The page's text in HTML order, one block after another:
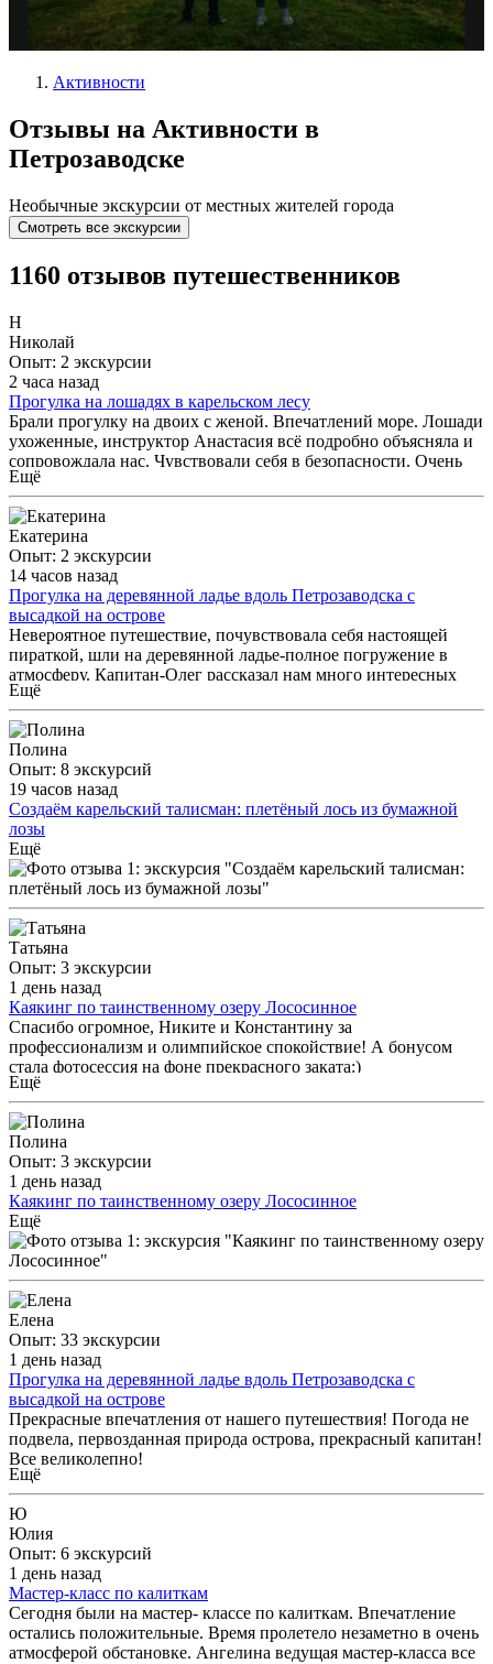
Активности
Отзывы на Активности в
Петрозаводске
Необычные экскурсии от местных жителей города
Смотреть все экскурсии
1160 отзывов путешественников
Н
Николай
Опыт: 2 экскурсии
2 часа назад
Прогулка на лошадях в карельском лесу
Брали прогулку на двоих с женой. Впечатлений море. Лошади
ухоженные, инструктор Анастасия всё подробно объясняла и
сопровождала нас. Чувствовали себя в безопасности. Очень
советую!
Ещё
Екатерина
Опыт: 2 экскурсии
14 часов назад
Прогулка на деревянной ладье вдоль Петрозаводска с
высадкой на острове
Невероятное путешествие, почувствовала себя настоящей
пираткой, шли на деревянной ладье-полное погружение в
атмосферу. Капитан-Олег рассказал нам много интересных
фактов о кораблях, угостил чаем, мы собирали ягоды на
осторове. На обратном пути слушали эпичную музыку
викингов и любовались просторами Онежского озера. Мой
младший брат под большим впечатлением. Это был один из
самых лучших дней лета. Обязательно вернёмся снова.
Ещё
Полина
Опыт: 8 экскурсий
19 часов назад
Создаём карельский талисман: плетёный лось из бумажной
лозы
Посещая мастер-класс, получаете возможностью научиться
чему-то новому и привезти подарок близким. Советую!
Ещё
Татьяна
Опыт: 3 экскурсии
1 день назад
Каякинг по таинственному озеру Лососинное
Спасибо огромное, Никите и Константину за
профессионализм и олимпийское спокойствие! А бонусом
стала фотосессия на фоне прекрасного заката:)
Ещё
Полина
Опыт: 3 экскурсии
1 день назад
Каякинг по таинственному озеру Лососинное
В большом восторге от поездки на каяках с Никитой! супер
опыт, физ нагрузка, красивейшее озеро и море впечатлений!
искупались и сделали обалденные фото! время катания с 19 до
21 понравилось закатом и спокойной водой )
Ещё
Елена
Опыт: 33 экскурсии
1 день назад
Прогулка на деревянной ладье вдоль Петрозаводска с
высадкой на острове
Прекрасные впечатления от нашего путешествия! Погода не
подвела, первозданная природа острова, прекрасный капитан!
Все великолепно!
Ещё
Ю
Юлия
Опыт: 6 экскурсий
1 день назад
Мастер-класс по калиткам
Сегодня были на мастер- классе по калиткам. Впечатление
остались положительные. Время пролетело незаметно в очень
атмосферой обстановке. Ангелина ведущая мастер-класса все